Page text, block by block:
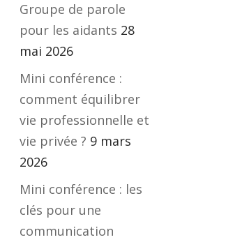
Groupe de parole
pour les aidants 28
mai 2026
Mini conférence :
comment équilibrer
vie professionnelle et
vie privée ? 9 mars
2026
Mini conférence : les
clés pour une
communication